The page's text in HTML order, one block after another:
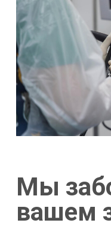
Мы
вашем